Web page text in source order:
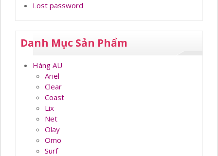
Lost password
Danh Mục Sản Phẩm
Hàng AU
Ariel
Clear
Coast
Lix
Net
Olay
Omo
Surf